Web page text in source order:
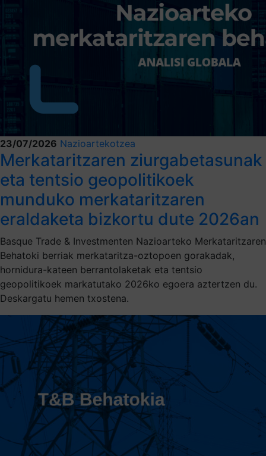
23/07/2026 Nazioartekotzea
Merkataritzaren ziurgabetasunak
eta tentsio geopolitikoek
munduko merkataritzaren
eraldaketa bizkortu dute 2026an
Basque Trade & Investmenten Nazioarteko Merkataritzaren
Behatoki berriak merkataritza-oztopoen gorakadak,
hornidura-kateen berrantolaketak eta tentsio
geopolitikoek markatutako 2026ko egoera aztertzen du.
Deskargatu hemen txostena.